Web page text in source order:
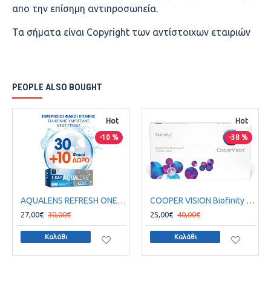
απο την επίσημη αντιπροσωπεία.
Τα σήματα είναι Copyright των αντίστοιχων εταιριών
PEOPLE ALSO BOUGHT
Hot
-10 %
AQUALENS REFRESH ONE DAY (30PACK)+10 ΦΑΚΟΙ ΔΩΡΟ
27,00€ 30,00€
Καλάθι
Hot
-38 %
COOPER VISION Biofinity Μηνιαίοι Σφαιρικοί 3Pack
25,00€ 40,00€
Καλάθι